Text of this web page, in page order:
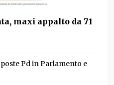
maxi appalto da 71
Pd in Parlamento e